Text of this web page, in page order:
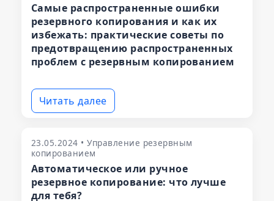
Самые распространенные ошибки
резервного копирования и как их
избежать: практические советы по
предотвращению распространенных
проблем с резервным копированием
Читать далее
23.05.2024 • Управление резервным
копированием
Автоматическое или ручное
резервное копирование: что лучше
для тебя?